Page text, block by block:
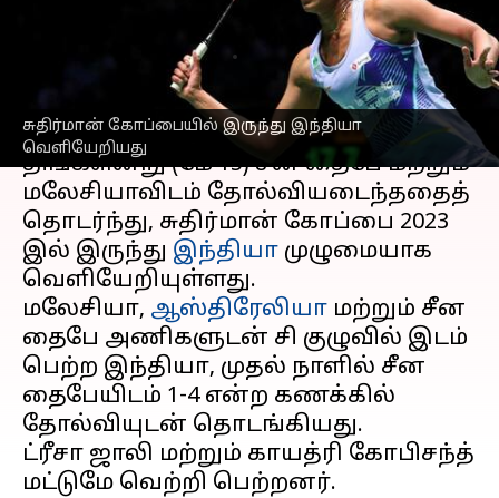
சுதிர்மான் கோப்பையில் இருந்து இந்தியா
வெளியேறியது
இருந்து வெளியேறியது!
Sekar Chinnappan May 15, 2023 06:30 pm
செய்தி முன்னோட்டம்
திங்களன்று (மே 15) சீன தைபே மற்றும்
மலேசியாவிடம் தோல்வியடைந்ததைத்
தொடர்ந்து, சுதிர்மான் கோப்பை 2023
இல் இருந்து இந்தியா முழுமையாக
வெளியேறியுள்ளது.
மலேசியா, ஆஸ்திரேலியா மற்றும் சீன
தைபே அணிகளுடன் சி குழுவில் இடம்
பெற்ற இந்தியா, முதல் நாளில் சீன
தைபேயிடம் 1-4 என்ற கணக்கில்
தோல்வியுடன் தொடங்கியது.
ட்ரீசா ஜாலி மற்றும் காயத்ரி கோபிசந்த்
மட்டுமே வெற்றி பெற்றனர்.